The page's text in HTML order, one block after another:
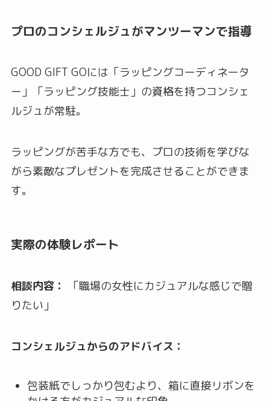
プロのコンシェルジュがマンツーマンで指導
GOOD GIFT GOには「ラッピングコーディネータ
ー」「ラッピング技能士」の資格を持つコンシェ
ルジュが常駐。
ラッピングが苦手な方でも、プロの技術を学びな
がら素敵なプレゼントを完成させることができま
す。
実際の体験レポート
相談内容：
「職場の女性にカジュアルな感じで贈
りたい」
コンシェルジュからのアドバイス：
包装紙でしっかり包むより、箱に直接リボンを